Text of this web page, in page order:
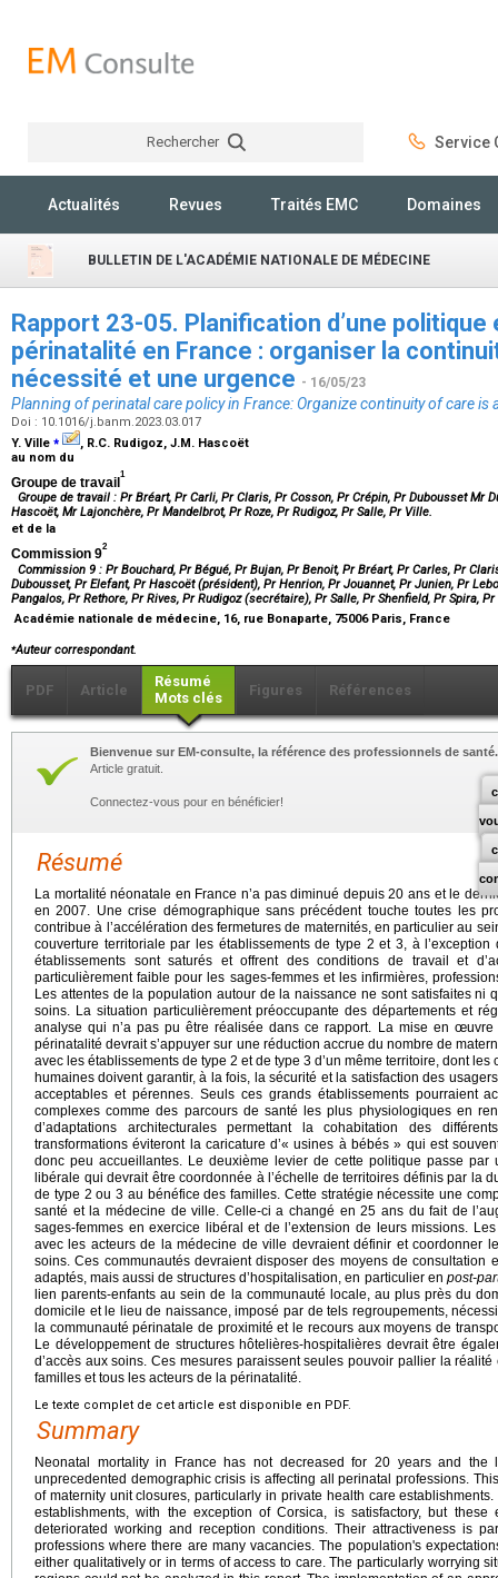
Rechercher Service
Actualités Revues Traités EMC Domaines
BULLETIN DE L'ACADÉMIE NATIONALE DE MÉDECINE
Rapport 23-05. Planification d’une politique
périnatalité en France : organiser la
nécessité et une urgence - 16/05/23
Planning of perinatal care policy in France: Organize continuity of care is
Doi : 10.1016/j.banm.2023.03.017
Y. Ville ⁎
, R.C. Rudigoz, J.M. Hascoët
au nom du
Groupe de travail
1
Groupe de travail : Pr Bréart, Pr Carli, Pr Claris, Pr Cosson, Pr Crépin, Pr Dubousset Mr
Hascoët, Mr Lajonchère, Pr Mandelbrot, Pr Roze, Pr Rudigoz, Pr Salle, Pr Ville.
et de la
Commission 9
2
Commission 9 : Pr Bouchard, Pr Bégué, Pr Bujan, Pr Benoit, Pr Bréart, Pr Carles, Pr
Dubousset, Pr Elefant, Pr Hascoët (président), Pr Henrion, Pr Jouannet, Pr Junien, Pr
Pangalos, Pr Rethore, Pr Rives, Pr Rudigoz (secrétaire), Pr Salle, Pr Shenfield, Pr Spira,
Académie nationale de médecine, 16, rue Bonaparte, 75006 Paris, France
⁎Auteur correspondant.
PDF Article
Résumé
Mots clés
Figures Références
Bienvenue sur EM-consulte, la référence des professionnels de santé.
Article gratuit.
Connectez-vous pour en bénéficier!
Résumé
La mortalité néonatale en France n’a pas diminué depuis 20 ans et le
en 2007. Une crise démographique sans précédent touche toutes les
contribue à l’accélération des fermetures de maternités, en particulier au
couverture territoriale par les établissements de type 2 et 3, à
établissements sont saturés et offrent des conditions de travail et
particulièrement faible pour les sages-femmes et les infirmières,
Les attentes de la population autour de la naissance ne sont satisfaites ni
soins. La situation particulièrement préoccupante des départements et
analyse qui n’a pas pu être réalisée dans ce rapport. La mise en
périnatalité devrait s’appuyer sur une réduction accrue du nombre de
avec les établissements de type 2 et de type 3 d’un même territoire, dont
humaines doivent garantir, à la fois, la sécurité et la satisfaction des
acceptables et pérennes. Seuls ces grands établissements pourraient
complexes comme des parcours de santé les plus physiologiques en
d’adaptations architecturales permettant la cohabitation des
transformations éviteront la caricature d’« usines à bébés » qui est
donc peu accueillantes. Le deuxième levier de cette politique passe par
libérale qui devrait être coordonnée à l’échelle de territoires définis par la
de type 2 ou 3 au bénéfice des familles. Cette stratégie nécessite une
santé et la médecine de ville. Celle-ci a changé en 25 ans du fait de
sages-femmes en exercice libéral et de l’extension de leurs missions.
avec les acteurs de la médecine de ville devraient définir et coordonner
soins. Ces communautés devraient disposer des moyens de consultation
adaptés, mais aussi de structures d’hospitalisation, en particulier en post-
lien parents-enfants au sein de la communauté locale, au plus près du
domicile et le lieu de naissance, imposé par de tels regroupements,
la communauté périnatale de proximité et le recours aux moyens de
Le développement de structures hôtelières-hospitalières devrait être
d’accès aux soins. Ces mesures paraissent seules pouvoir pallier la
familles et tous les acteurs de la périnatalité.
Le texte complet de cet article est disponible en PDF.
Summary
Neonatal mortality in France has not decreased for 20 years and
unprecedented demographic crisis is affecting all perinatal professions.
of maternity unit closures, particularly in private health care
establishments, with the exception of Corsica, is satisfactory, but these
deteriorated working and reception conditions. Their attractiveness is
professions where there are many vacancies. The population's
either qualitatively or in terms of access to care. The particularly worrying